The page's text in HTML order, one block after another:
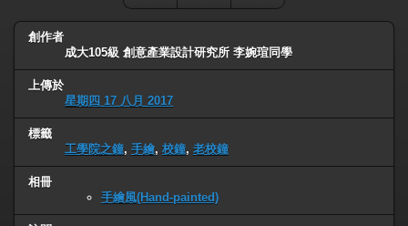
創作者
成大105級 創意產業設計研究所 李婉瑄同學
上傳於
星期四 17 八月 2017
標籤
工學院之鐘, 手繪, 校鐘, 老校鐘
相冊
手繪風(Hand-painted)